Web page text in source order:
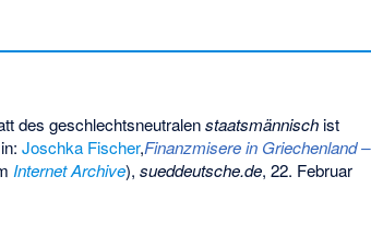
des geschlechtsneutralenstaatsmännisch ist
Joschka Fischer,Finanzmisere in Griechenland –
Internet Archive), sueddeutsche.de, 22. Februar